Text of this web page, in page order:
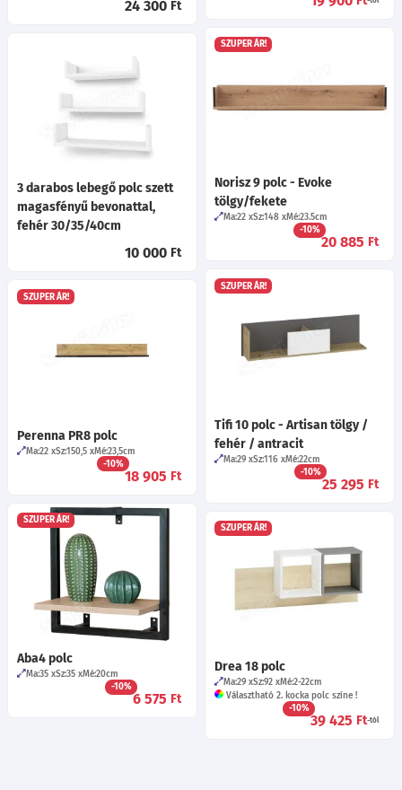
24 300 Ft
SZUPER ÁR!
Norisz 9 polc - Evoke
tölgy/fekete
Ma:22 Sz:148 Mé:23.5cm
-10%
20 885 Ft
3 darabos lebegő polc szett
magasfényű bevonattal,
fehér 30/35/40cm
10 000 Ft
SZUPER ÁR!
Tifi 10 polc - Artisan tölgy /
fehér / antracit
Ma:29 Sz:116 Mé:22cm
-10%
25 295 Ft
SZUPER ÁR!
Perenna PR8 polc
Ma:22 Sz:150,5 Mé:23,5cm
-10%
18 905 Ft
SZUPER ÁR!
Aba4 polc
Ma:35 Sz:35 Mé:20cm
-10%
6 575 Ft
SZUPER ÁR!
Drea 18 polc
Ma:29 Sz:92 Mé:2-22cm
Választható 2. kocka polc színe !
-10%
39 425 Ft-tól